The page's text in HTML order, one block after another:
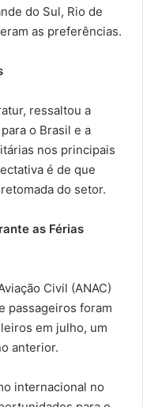
do Sul, Rio de
as preferências.
ressaltou a
o Brasil e a
nos principais
é de que
do setor.
as Férias
Civil (ANAC)
passageiros foram
em julho, um
anterior.
internacional no